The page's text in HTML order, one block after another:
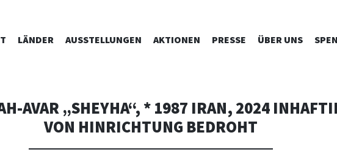
SKIP
LÄNDER AUSSTELLUNGEN AKTIONEN PRESSE ÜBER UNS
AVAR „SHEYHA“, * 1987 IRAN, 2024
VON HINRICHTUNG BEDROHT